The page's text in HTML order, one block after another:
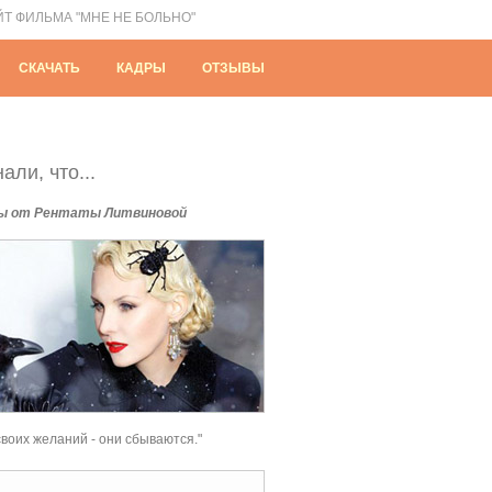
ФИЛЬМА "МНЕ НЕ БОЛЬНО"
СКАЧАТЬ КАДРЫ ОТЗЫВЫ
что...
от Рентаты Литвиновой
желаний - они сбываются."